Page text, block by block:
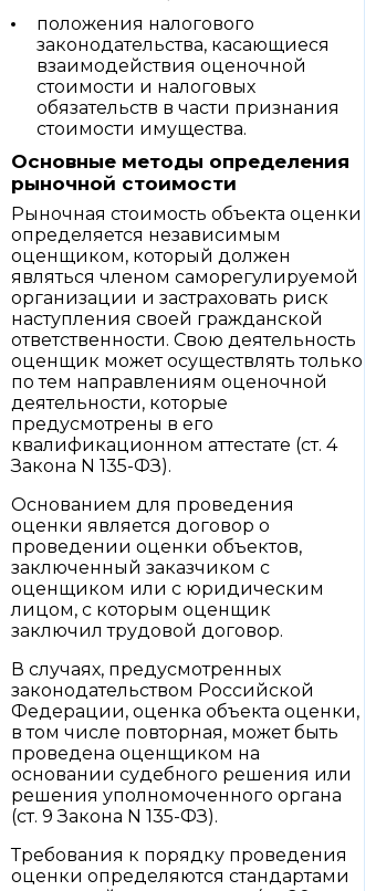
положения налогового
законодательства, касающиеся
взаимодействия оценочной
стоимости и налоговых
обязательств в части признания
стоимости имущества.
Основные методы определения
рыночной стоимости
Рыночная стоимость объекта оценки
определяется независимым
оценщиком, который должен
являться членом саморегулируемой
организации и застраховать риск
наступления своей гражданской
ответственности. Свою деятельность
оценщик может осуществлять только
по тем направлениям оценочной
деятельности, которые
предусмотрены в его
квалификационном аттестате (ст. 4
Закона N 135-ФЗ).
Основанием для проведения
оценки является договор о
проведении оценки объектов,
заключенный заказчиком с
оценщиком или с юридическим
лицом, с которым оценщик
заключил трудовой договор.
В случаях, предусмотренных
законодательством Российской
Федерации, оценка объекта оценки,
в том числе повторная, может быть
проведена оценщиком на
основании судебного решения или
решения уполномоченного органа
(ст. 9 Закона N 135-ФЗ).
Требования к порядку проведения
оценки определяются стандартами